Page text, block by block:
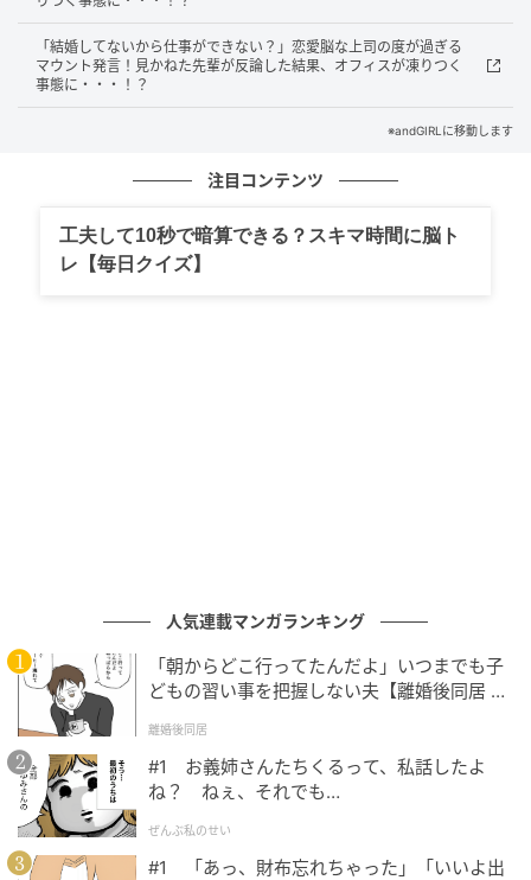
「これって誰ですか・・・？」と、震える声で彼に尋
ねたときです。彼は少し照れくさそうに笑いながら、
「これ、僕なんだよね」と信じられない言葉を口にし
ました。冗談かと思いましたが、よく見ると顔のパー
ツが確かに彼と同じでした。まさかのカミングアウト
に、私はただ言葉を失っていました。
謎の美女の正体は女装した彼！高すぎる美意
識にただただ唖然
気まずい空気が流れるかと思いきや、事態は思わぬ方
向へ進みました。「その写真のリップ、どこのブラン
ドですか？」と私が思わず尋ねたときからです。彼は
目を輝かせて、「よく聞いてくれたね！これは最近出
た新作で・・・」と美容トークが爆発しました。私も
コスメや服が大好きだったので、気づけばおすすめの
美容液やパーソナルカラーの話で、普通の女子会以上
に会話が大盛り上がりしていました。
「結婚してないから仕事ができない？」恋愛脳な上司の度が過ぎる
マウント発言！見かねた先輩が反論した結果、オフィスが凍りつく
事態に・・・！？
※andGIRLに移動します
注目コンテンツ
工夫して10秒で暗算できる？スキマ時間に脳ト
レ【毎日クイズ】
人気連載マンガランキング
「朝からどこ行ってたんだよ」いつまでも子
どもの習い事を把握しない夫【離婚後同居 Vo
離婚後同居
#1 お義姉さんたちくるって、私話したよ
ね？ ねぇ、それでも…
ぜんぶ私のせい
#1 「あっ、財布忘れちゃった」「いいよ出